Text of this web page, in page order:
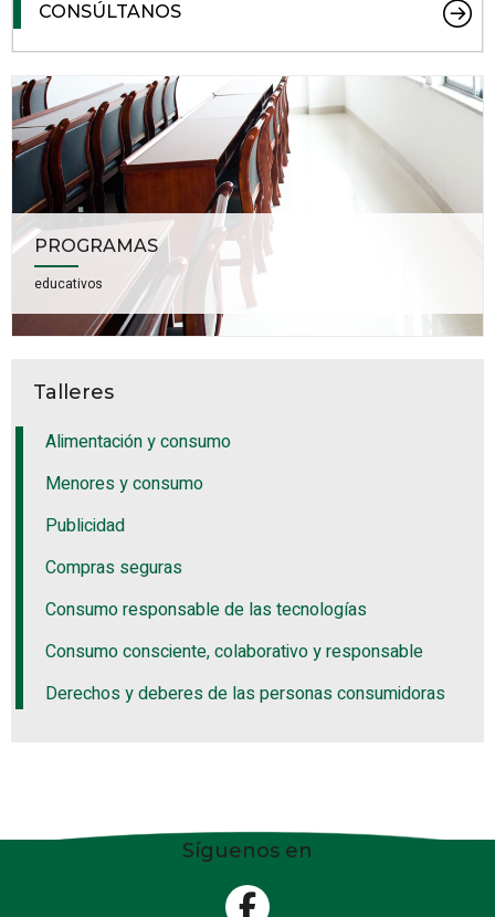
CONSÚLTANOS
PROGRAMAS
educativos
Talleres
Alimentación y consumo
Menores y consumo
Publicidad
Compras seguras
Consumo responsable de las tecnologías
Consumo consciente, colaborativo y responsable
Derechos y deberes de las personas consumidoras
Síguenos en